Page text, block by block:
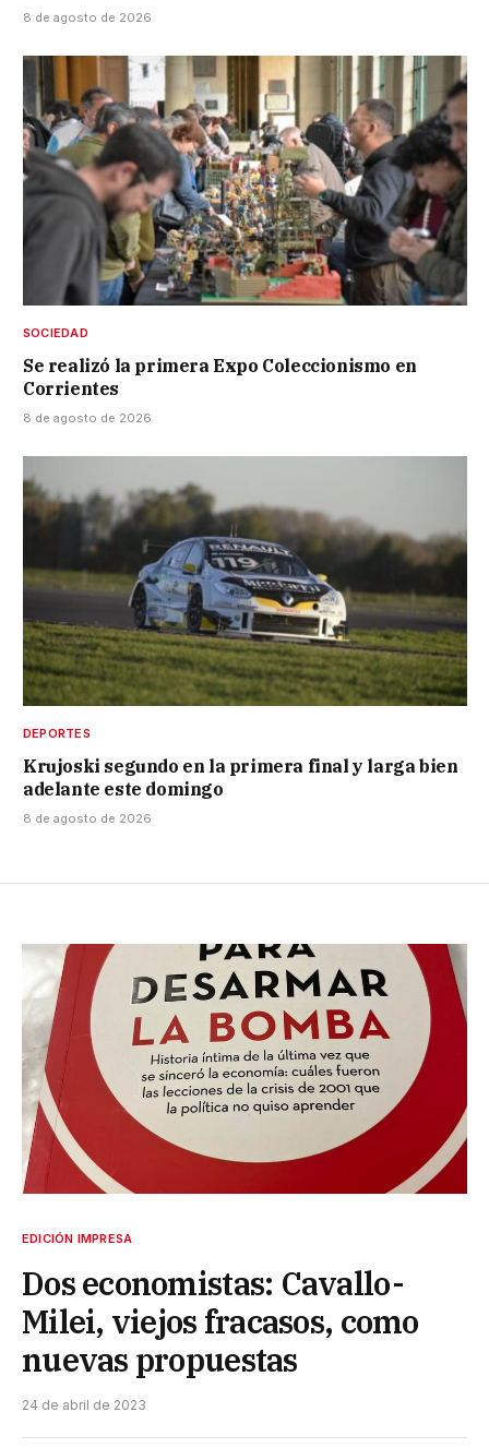
8 de agosto de 2026
SOCIEDAD
Se realizó la primera Expo Coleccionismo en
Corrientes
8 de agosto de 2026
DEPORTES
Krujoski segundo en la primera final y larga bien
adelante este domingo
8 de agosto de 2026
EDICIÓN IMPRESA
Dos economistas: Cavallo-
Milei, viejos fracasos, como
nuevas propuestas
24 de abril de 2023